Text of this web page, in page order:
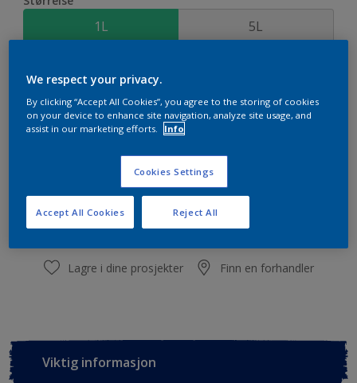
1L 5L
Legg i handleliste
Lagre i dine prosjekter Finn en forhandler
Viktig informasjon
We respect your privacy.
By clicking “Accept All Cookies”, you agree to the storing of cookies
on your device to enhance site navigation, analyze site usage, and
assist in our marketing efforts.
Info
Cookies Settings
Reject All
Accept All Cookies